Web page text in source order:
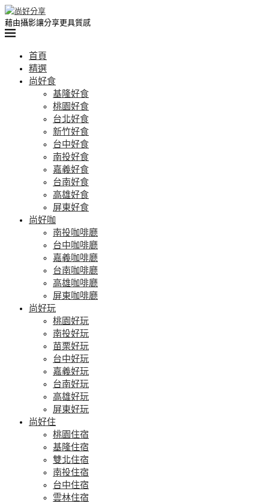
藉由攝影讓分享更具質感
首頁
精選
尚好食
基隆好食
桃園好食
台北好食
新竹好食
台中好食
南投好食
嘉義好食
台南好食
高雄好食
屏東好食
尚好咖
南投咖啡廳
台中咖啡廳
嘉義咖啡廳
台南咖啡廳
高雄咖啡廳
屏東咖啡廳
尚好玩
桃園好玩
南投好玩
苗栗好玩
台中好玩
嘉義好玩
台南好玩
高雄好玩
屏東好玩
尚好住
桃園住宿
基隆住宿
雙北住宿
南投住宿
台中住宿
雲林住宿